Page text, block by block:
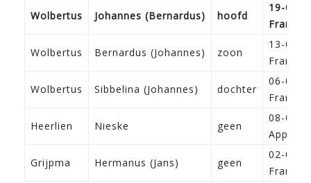
Wolbertus Johannes (Bernardus) hoofd
19-02-
Wolbertus Bernardus (Johannes) zoon
13-07-
Wolbertus Sibbelina (Johannes) dochter
06-01-
Heerlien Nieske geen
08-08-
Grijpma Hermanus (Jans) geen
02-04-